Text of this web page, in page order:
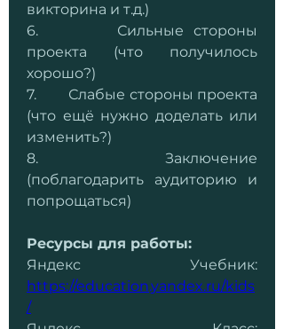
викторина и т.д.)
6.        Сильные стороны
проекта (что получилось
хорошо?)
7.        Слабые стороны проекта
(что ещё нужно доделать или
изменить?)
8.        Заключение
(поблагодарить аудиторию и
попрощаться)
Ресурсы для работы:
https://education.yandex.ru/kids
/